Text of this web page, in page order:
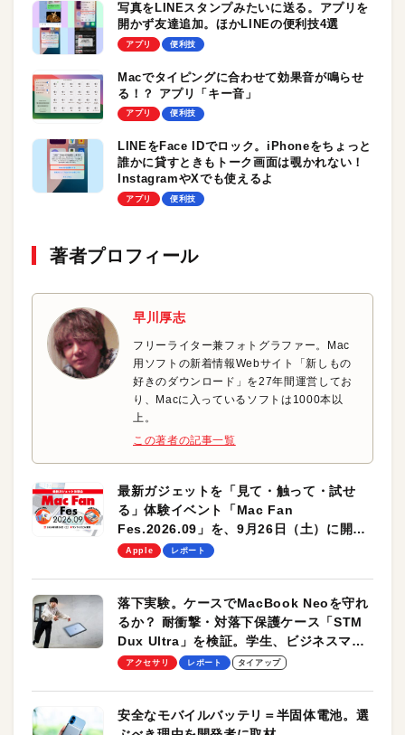
写真をLINEスタンプみたいに送る。アプリを
開かず友達追加。ほかLINEの便利技4選
アプリ 便利技
Macでタイピングに合わせて効果音が鳴らせ
る！？ アプリ「キー音」
アプリ 便利技
LINEをFace IDでロック。iPhoneをちょっと
誰かに貸すときもトーク画面は覗かれない！
InstagramやXでも使えるよ
アプリ 便利技
著者プロフィール
早川厚志
フリーライター兼フォトグラファー。Mac
用ソフトの新着情報Webサイト「新しもの
好きのダウンロード」を27年間運営してお
り、Macに入っているソフトは1000本以
上。
この著者の記事一覧
最新ガジェットを「見て・触って・試せ
る」体験イベント「Mac Fan
Fes.2026.09」を、9月26日（土）に開催
します！
Apple レポート
落下実験。ケースでMacBook Neoを守れ
るか？ 耐衝撃・対落下保護ケース「STM
Dux Ultra」を検証。学生、ビジネスマン
のモバイルユースに最適！
アクセサリ レポート タイアップ
安全なモバイルバッテリ＝半固体電池。選